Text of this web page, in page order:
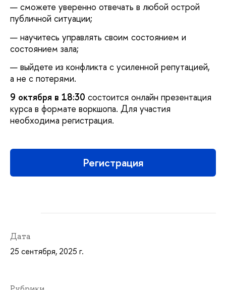
сможете уверенно отвечать в любой острой
публичной ситуации;
научитесь управлять своим состоянием и
состоянием зала;
выйдете из конфликта с усиленной репутацией,
а не с потерями.
9 октября в 18:30 состоится онлайн презентация
курса в формате воркшопа. Для участия
необходима регистрация.
Регистрация
Дата
25 сентября, 2025 г.